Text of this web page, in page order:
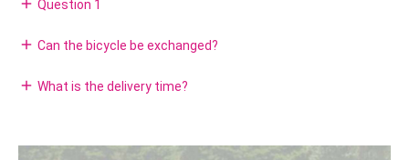
add Question 1
add Can the bicycle be exchanged?
add What is the delivery time?